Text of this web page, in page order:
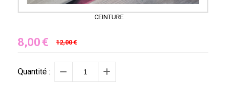
CEINTURE
8,00 € 12,00€
Quantité :